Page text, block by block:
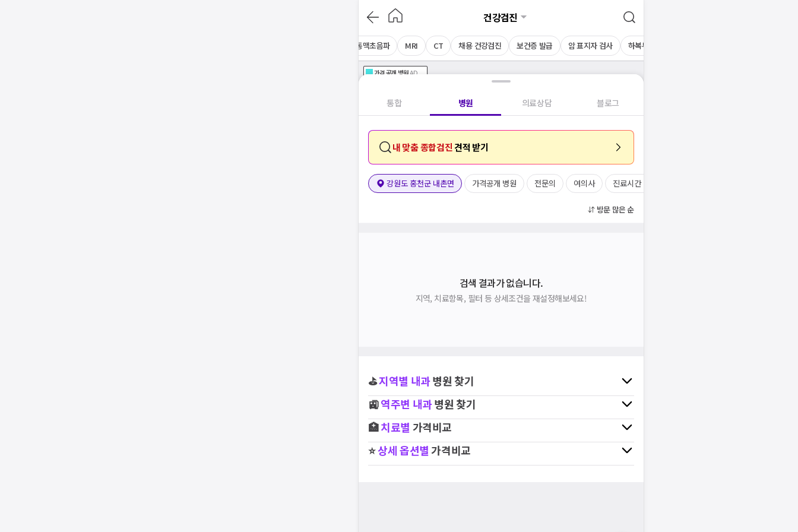
건강검진
경동맥초음파 MRI CT 채용 건강검진 보건증 발급 암 표지자 검사 하복부초음파
가격공개 병원AD
통합 병원 의료상담 블로그
내 맞춤 종합검진 견적 받기
강원도 홍천군 내촌면 가격공개 병원 전문의 여의사 진료시간
방문 많은 순
검색 결과가 없습니다.
지역, 치료항목, 필터 등 상세조건을 재설정해보세요!
⛳지역별 내과병원 찾기
🚉역주변 내과병원 찾기
🏥치료별 가격비교
⭐상세 옵션별가격비교